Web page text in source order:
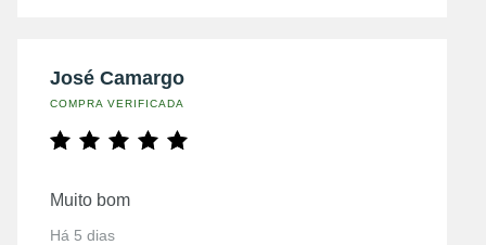
José Camargo
COMPRA VERIFICADA
Muito bom
Há 5 dias